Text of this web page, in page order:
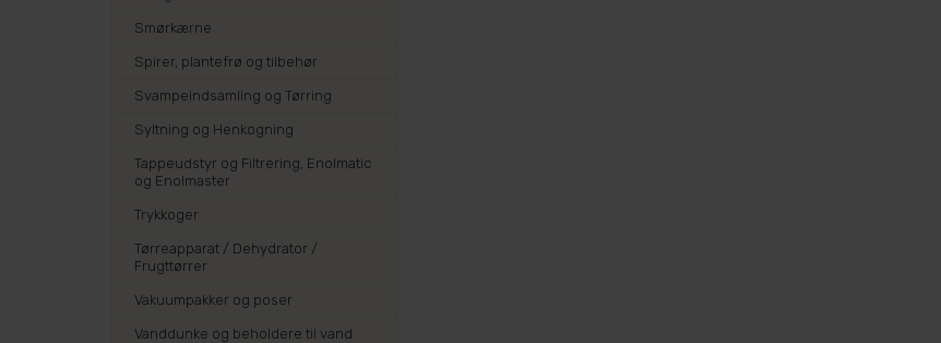
Smørkærne
Spirer, plantefrø og tilbehør
Svampeindsamling og Tørring
Syltning og Henkogning
Tappeudstyr og Filtrering, Enolmatic
og Enolmaster
Trykkoger
Tørreapparat / Dehydrator /
Frugttørrer
Vakuumpakker og poser
Vanddunke og beholdere til vand